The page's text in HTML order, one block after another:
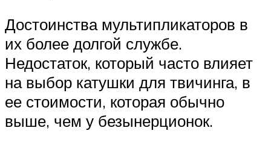
Достоинства мультипликаторов в
их более долгой службе.
Недостаток, который часто влияет
на выбор катушки для твичинга, в
ее стоимости, которая обычно
выше, чем у безынерционок.